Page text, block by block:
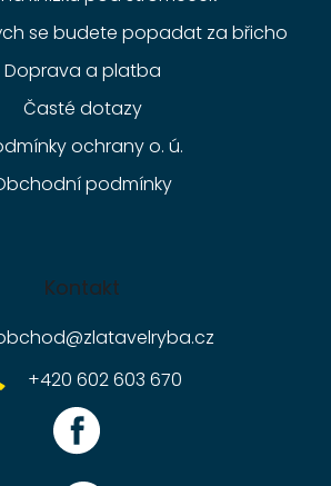
se budete popadat za břicho
Doprava a platba
Časté dotazy
ochrany o. ú.
podmínky
Kontakt
@zlatavelryba.cz
+420 602 603 670